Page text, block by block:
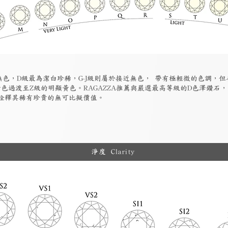
，D級最為潔白珍稀，G-J級則屬於接近無色， 帶有極輕微的色調，
過渡至Z級的明顯黃色。RAGAZZA推薦與嚴選最高等級的D色澤鑽石
其稀有珍貴的無可比擬價值。
淨度 Clarity